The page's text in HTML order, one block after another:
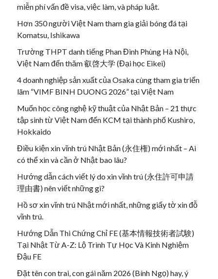
miễn phí vấn đề visa, việc làm, và pháp luật.
Hơn 350 người Việt Nam tham gia giải bóng đá tại
Komatsu, Ishikawa
Trường THPT danh tiếng Phan Đình Phùng Hà Nội,
Việt Nam đến thăm 叡啓大学 (Đại học Eikei)
4 doanh nghiệp sản xuất của Osaka cùng tham gia triển
lãm “VIMF BINH DUONG 2026” tại Việt Nam
Muốn học công nghệ kỹ thuật của Nhật Bản – 21 thực
tập sinh từ Việt Nam đến KCM tại thành phố Kushiro,
Hokkaido
Điều kiện xin vĩnh trú Nhật Bản (永住権) mới nhất – Ai
có thể xin và cần ở Nhật bao lâu?
Hướng dẫn cách viết lý do xin vĩnh trú (永住許可申請
理由書) nên viết những gì?
Hồ sơ xin vĩnh trú Nhật mới nhất, những giấy tờ xin đỗ
vĩnh trú.
Hướng Dẫn Thi Chứng Chỉ FE (基本情報技術者試験)
Tại Nhật Từ A-Z: Lộ Trình Tự Học Và Kinh Nghiệm
Đậu FE
Đặt tên con trai, con gái năm 2026 (Bính Ngọ) hay, ý